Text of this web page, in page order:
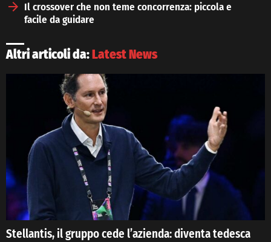
Il crossover che non teme concorrenza: piccola e
facile da guidare
Altri articoli da:Latest News
Stellantis, il gruppo cede l’azienda: diventa tedesca